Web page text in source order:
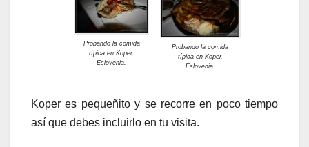
Probando la comida
típica en Koper,
Eslovenia.
Probando la comida
típica en Koper,
Eslovenia.
Koper es pequeñito y se recorre en poco tiempo
así que debes incluirlo en tu visita.